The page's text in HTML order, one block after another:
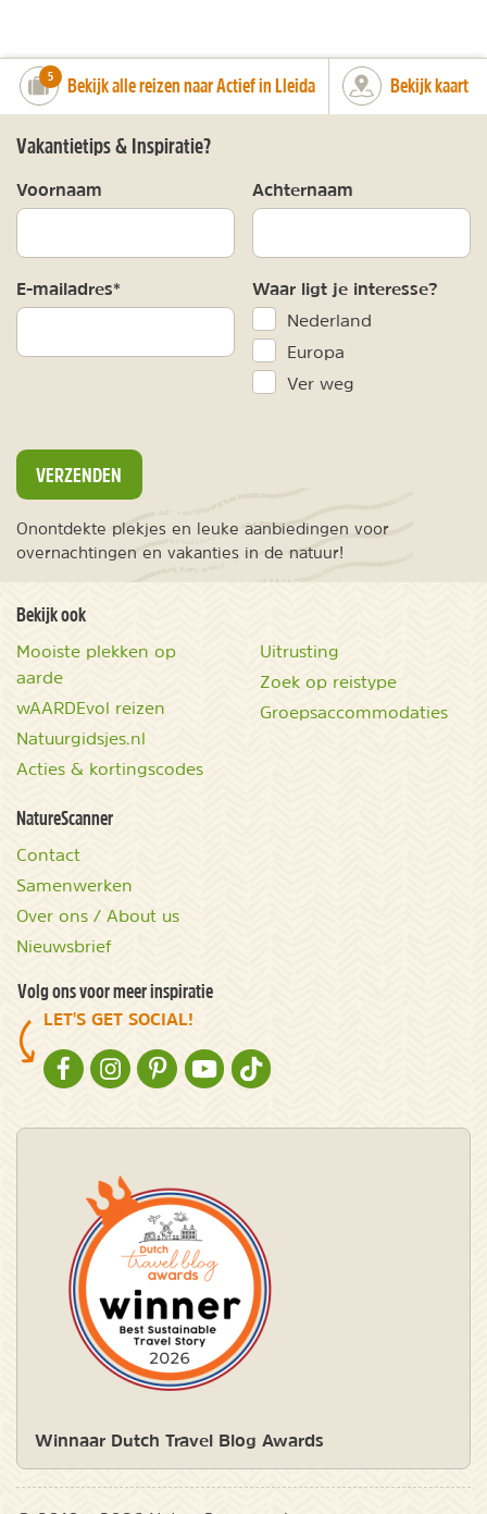
number_of_trips:
5 Bekijk alle reizen naar Actief in Lleida Bekijk kaart
Vakantietips & Inspiratie?
Voornaam Achternaam
E-mailadres* Waar ligt je interesse?
Nederland
Europa
Ver weg
VERZENDEN
Onontdekte plekjes en leuke aanbiedingen voor
overnachtingen en vakanties in de natuur!
Bekijk ook
Mooiste plekken op
aarde
wAARDEvol reizen
Natuurgidsjes.nl
Acties & kortingscodes
Uitrusting
Zoek op reistype
Groepsaccommodaties
NatureScanner
Contact
Samenwerken
Over ons / About us
Nieuwsbrief
Volg ons voor meer inspiratie
LET'S GET SOCIAL!
NATURESCANNER OP FACEBOOK
NATURESCANNER OP INSTAGRAM
NATURESCANNER OP PINTEREST
NATURESCANNER OP YOUTUBE
NATURESCANNER OP TIKTOK
Winnaar Dutch Travel Blog Awards